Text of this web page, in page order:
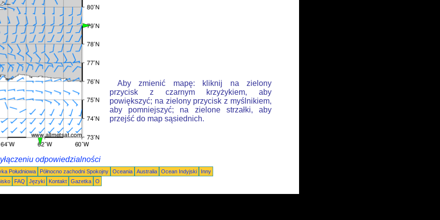
Aby zmienić mapę: kliknij na zielony
przycisk z czarnym krzyżykiem, aby
powiększyć; na zielony przycisk z myślnikiem,
aby pomniejszyć; na zielone strzałki, aby
przejść do map sąsiednich.
odpowiedzialności
Południowa Północno zachodni Spokojny Oceania Australia Ocean Indyjski
Inny
FAQ Języki Kontakt Gazetka O